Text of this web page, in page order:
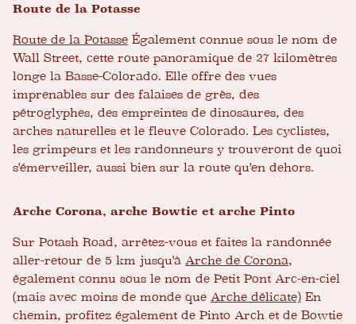
Route de la Potasse
Route de la Potasse Également connue sous le nom de
Wall Street, cette route panoramique de 27 kilomètres
longe la Basse-Colorado. Elle offre des vues
imprenables sur des falaises de grès, des
pétroglyphes, des empreintes de dinosaures, des
arches naturelles et le fleuve Colorado. Les cyclistes,
les grimpeurs et les randonneurs y trouveront de quoi
s'émerveiller, aussi bien sur la route qu'en dehors.
Arche Corona, arche Bowtie et arche Pinto
Sur Potash Road, arrêtez-vous et faites la randonnée
aller-retour de 5 km jusqu'à Arche de Corona,
également connu sous le nom de Petit Pont Arc-en-ciel
(mais avec moins de monde que Arche délicate) En
chemin, profitez également de Pinto Arch et de Bowtie